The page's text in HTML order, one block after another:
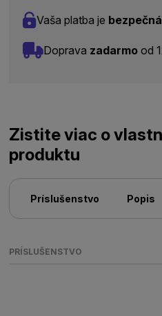
Vaša platba je bezpečná
Doprava zadarmo od
Zistite viac o
produktu
Príslušenstvo Popis
PRÍSLUŠENSTVO